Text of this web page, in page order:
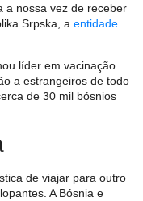
a nossa vez de receber
Srpska, a entidade
líder em vacinação
a estrangeiros de todo
de 30 mil bósnios
de viajar para outro
A Bósnia e